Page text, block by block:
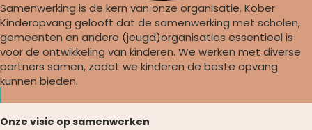
Samenwerking is de kern van onze organisatie. Kober
Kinderopvang gelooft dat de samenwerking met scholen,
gemeenten en andere (jeugd)organisaties essentieel is
voor de ontwikkeling van kinderen. We werken met diverse
partners samen, zodat we kinderen de beste opvang
kunnen bieden.
Onze visie op samenwerken